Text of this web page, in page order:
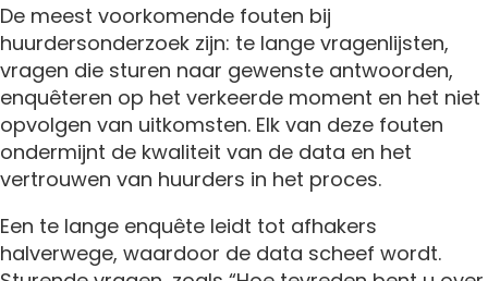
De meest voorkomende fouten bij
huurdersonderzoek zijn: te lange vragenlijsten,
vragen die sturen naar gewenste antwoorden,
enquêteren op het verkeerde moment en het niet
opvolgen van uitkomsten. Elk van deze fouten
ondermijnt de kwaliteit van de data en het
vertrouwen van huurders in het proces.
Een te lange enquête leidt tot afhakers
halverwege, waardoor de data scheef wordt.